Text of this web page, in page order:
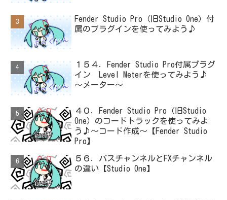
Fender Studio Pro（旧Studio One）付
属のプラグインを使ってみよう♪
１５４．Fender Studio Pro付属プラグ
イン Level Meterを使ってみよう♪
～メーター～
４０．Fender Studio Pro（旧Studio
One）のコードトラックを使ってみよ
う♪～コード作成～【Fender Studio
Pro】
５６．バスチャンネルとFXチャンネル
の違い【Studio One】